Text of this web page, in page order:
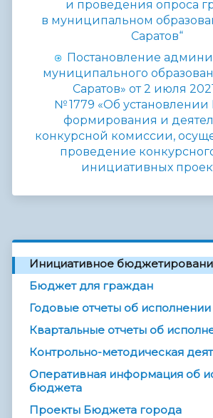
и проведения опроса
в муниципальном
Саратов“
Постановление
муниципального
Саратов» от 2 июля
№ 1779 «Об
формирования и
конкурсной комиссии,
проведение
инициативных
Инициативное
Бюджет для граждан
Годовые отчеты об
Квартальные отчеты об
Контрольно-методическая
Оперативная информация об
бюджета
Проекты Бюджета города